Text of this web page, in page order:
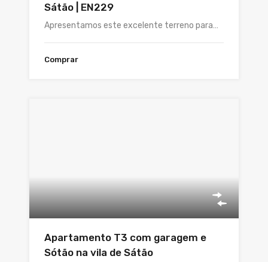
Sátão | EN229
Apresentamos este excelente terreno para…
Comprar
Apartamento T3 com garagem e
Sótão na vila de Sátão